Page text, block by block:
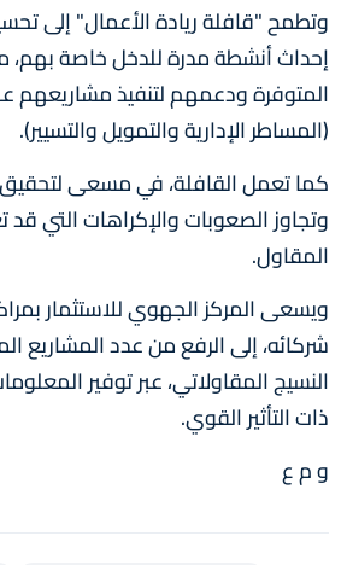
وتطمح "قافلة ريادة الأعمال" إلى
إحداث أنشطة مدرة للدخل خاصة
المتوفرة ودعمهم لتنفيذ مشاريعهم
(المساطر الإدارية والتمويل والتسيير).
كما تعمل القافلة، في مسعى لتحقيق
وتجاوز الصعوبات والإكراهات التي
المقاول.
ويسعى المركز الجهوي للاستثمار
شركائه، إلى الرفع من عدد المشاريع
النسيج المقاولاتي، عبر توفير
ذات التأثير القوي.
و م ع